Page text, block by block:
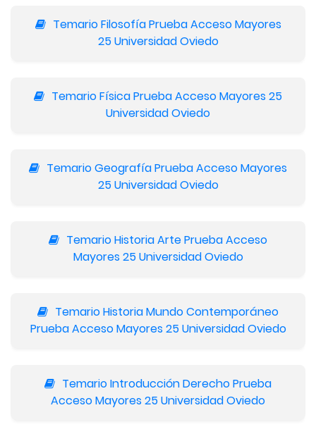
Temario Filosofía Prueba Acceso Mayores
25 Universidad Oviedo
Temario Física Prueba Acceso Mayores 25
Universidad Oviedo
Temario Geografía Prueba Acceso Mayores
25 Universidad Oviedo
Temario Historia Arte Prueba Acceso
Mayores 25 Universidad Oviedo
Temario Historia Mundo Contemporáneo
Prueba Acceso Mayores 25 Universidad Oviedo
Temario Introducción Derecho Prueba
Acceso Mayores 25 Universidad Oviedo